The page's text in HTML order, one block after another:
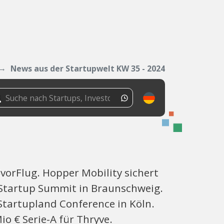
News aus der Startupwelt KW 35 - 2024
Hopper Mobility sichert
Summit in Braunschweig.
Conference in Köln.
€ Serie-A für Thryve.